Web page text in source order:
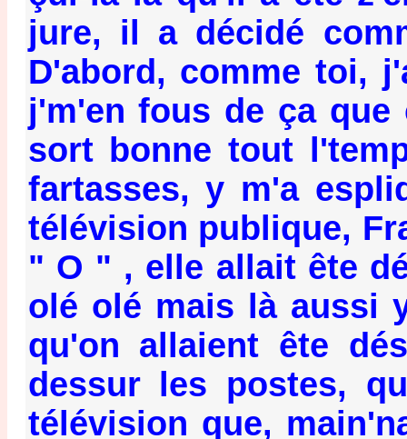
jure, il a décidé
D'abord, comme toi,
j'm'en fous de ça
sort bonne tout
fartasses, y m'a
télévision publique,
" O " , elle allait ête
olé olé mais là aussi
qu'on allaient ête
dessur les postes,
télévision que,